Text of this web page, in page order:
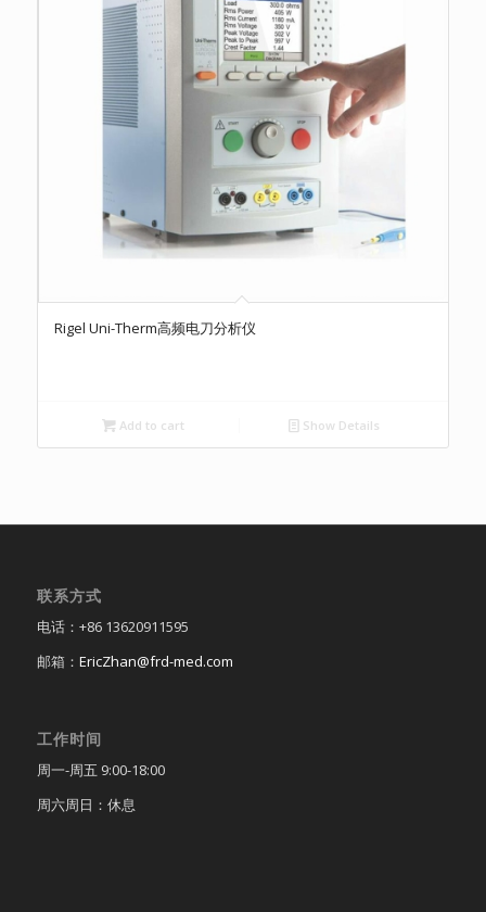
Rigel Uni-Therm高频电刀分析仪
Add to cart Show Details
联系方式
电话：+86 13620911595
邮箱： EricZhan@frd-med.com
工作时间
周一-周五 9:00-18:00
周六周日：休息